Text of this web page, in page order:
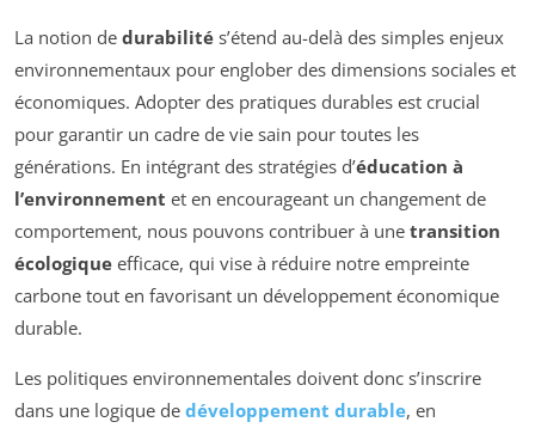
La notion de durabilité s’étend au-delà des simples enjeux
environnementaux pour englober des dimensions sociales et
économiques. Adopter des pratiques durables est crucial
pour garantir un cadre de vie sain pour toutes les
générations. En intégrant des stratégies d’éducation à
l’environnement et en encourageant un changement de
comportement, nous pouvons contribuer à une transition
écologique efficace, qui vise à réduire notre empreinte
carbone tout en favorisant un développement économique
durable.
Les politiques environnementales doivent donc s’inscrire
dans une logique de développement durable, en